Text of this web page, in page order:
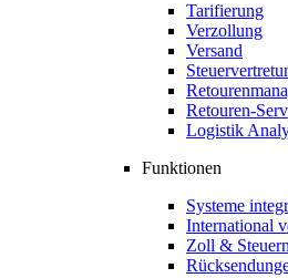
Tarifierung
Verzollung
Versand
Retouren-
Logistik
Funktionen
Systeme
International
Zoll &